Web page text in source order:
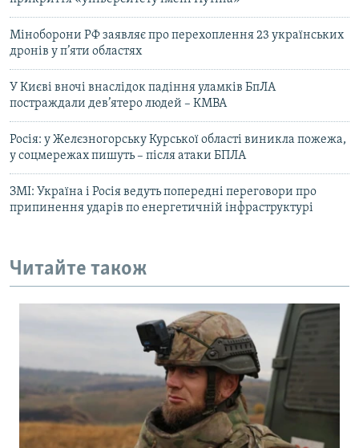
Міноборони РФ заявляє про перехоплення 23 українських
дронів у п’яти областях
У Києві вночі внаслідок падіння уламків БпЛА
постраждали дев’ятеро людей – КМВА
Росія: у Желєзногорську Курської області виникла пожежа,
у соцмережах пишуть – після атаки БПЛА
ЗМІ: Україна і Росія ведуть попередні переговори про
припинення ударів по енергетичній інфраструктурі
Читайте також